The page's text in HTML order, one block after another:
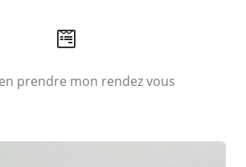
prendre mon rendez vous